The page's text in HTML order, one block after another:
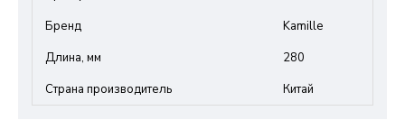
Бренд
Kamille
Длина, мм
280
Страна производитель
Китай